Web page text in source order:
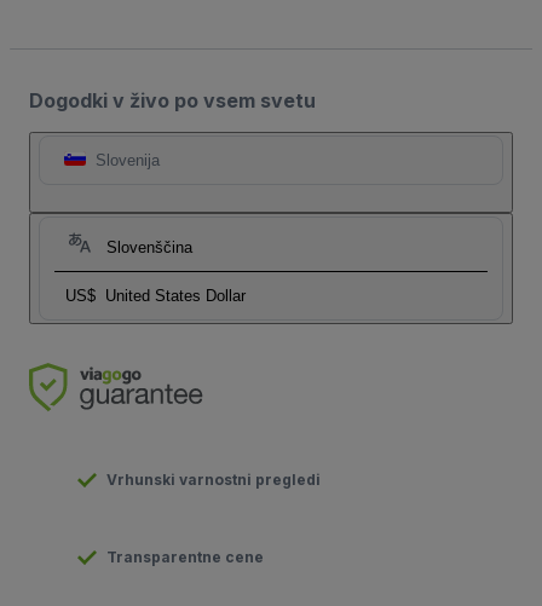
Dogodki v živo po vsem svetu
Slovenija
Slovenščina
US$ United States Dollar
Vrhunski varnostni pregledi
Transparentne cene